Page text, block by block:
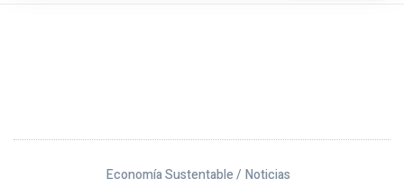
Economía Sustentable / Noticias